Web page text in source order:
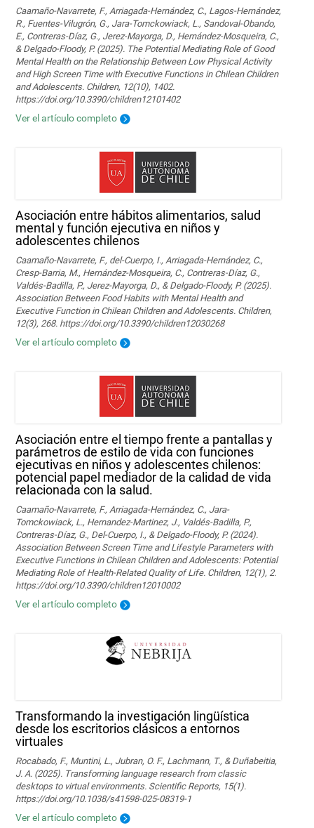
Caamaño-Navarrete, F., Arriagada-Hernández, C., Lagos-Hernández,
R., Fuentes-Vilugrón, G., Jara-Tomckowiack, L., Sandoval-Obando,
E., Contreras-Díaz, G., Jerez-Mayorga, D., Hernández-Mosqueira, C.,
& Delgado-Floody, P. (2025). The Potential Mediating Role of Good
Mental Health on the Relationship Between Low Physical Activity
and High Screen Time with Executive Functions in Chilean Children
and Adolescents. Children, 12(10), 1402.
https://doi.org/10.3390/children12101402
Ver el artículo completo
Asociación entre hábitos alimentarios, salud
mental y función ejecutiva en niños y
adolescentes chilenos
Caamaño-Navarrete, F., del-Cuerpo, I., Arriagada-Hernández, C.,
Cresp-Barria, M., Hernández-Mosqueira, C., Contreras-Díaz, G.,
Valdés-Badilla, P., Jerez-Mayorga, D., & Delgado-Floody, P. (2025).
Association Between Food Habits with Mental Health and
Executive Function in Chilean Children and Adolescents. Children,
12(3), 268. https://doi.org/10.3390/children12030268
Ver el artículo completo
Asociación entre el tiempo frente a pantallas y
parámetros de estilo de vida con funciones
ejecutivas en niños y adolescentes chilenos:
potencial papel mediador de la calidad de vida
relacionada con la salud.
Caamaño-Navarrete, F., Arriagada-Hernández, C., Jara-
Tomckowiack, L., Hernandez-Martinez, J., Valdés-Badilla, P.,
Contreras-Díaz, G., Del-Cuerpo, I., & Delgado-Floody, P. (2024).
Association Between Screen Time and Lifestyle Parameters with
Executive Functions in Chilean Children and Adolescents: Potential
Mediating Role of Health-Related Quality of Life. Children, 12(1), 2.
https://doi.org/10.3390/children12010002
Ver el artículo completo
Transformando la investigación lingüística
desde los escritorios clásicos a entornos
virtuales
Rocabado, F., Muntini, L., Jubran, O. F., Lachmann, T., & Duñabeitia,
J. A. (2025). Transforming language research from classic
desktops to virtual environments. Scientific Reports, 15(1).
https://doi.org/10.1038/s41598-025-08319-1
Ver el artículo completo